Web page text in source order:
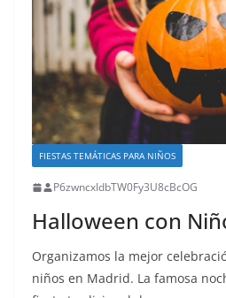
FIESTAS TEMÁTICAS PARA NIÑOS
P6zwncxIdbTW0Fy3U8cBcOG
Halloween con
Organizamos la mejor
niños en Madrid. La famosa